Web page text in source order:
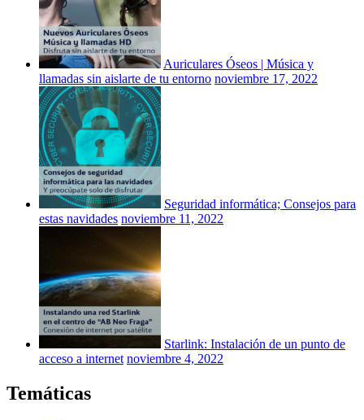
Auriculares Óseos | Música y
llamadas sin aislarte de tu entorno noviembre 17, 2022
Seguridad informática; Consejos para
estas navidades noviembre 11, 2022
Starlink: Instalación de un punto de
acceso a internet noviembre 4, 2022
Temáticas